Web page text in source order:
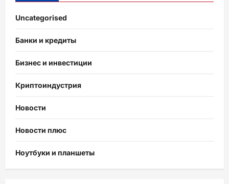
Uncategorised
Банки и кредиты
Бизнес и инвестиции
Криптоиндустрия
Новости
Новости плюс
Ноутбуки и планшеты